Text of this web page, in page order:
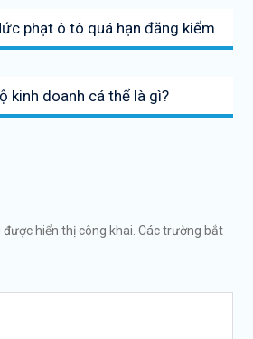
phạt ô tô quá hạn đăng kiểm
kinh doanh cá thể là gì?
hiển thị công khai. Các trường bắt